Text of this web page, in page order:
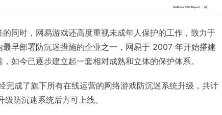
同时，网易游戏还高度重视未成年人保护的工作，致力于
早部署防沉迷措施的企业之一，网易于 2007 年开始搭建
如今已逐步建立起一套相对成熟和立体的保护体系。
成了旗下所有在线运营的网络游戏防沉迷系统升级，共计
防沉迷系统后方可上线。